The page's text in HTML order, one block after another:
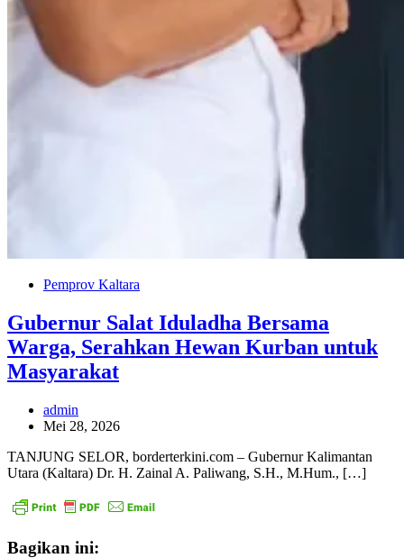
Pemprov Kaltara
Gubernur Salat Iduladha Bersama
Warga, Serahkan Hewan Kurban untuk
Masyarakat
admin
Mei 28, 2026
TANJUNG SELOR, borderterkini.com – Gubernur Kalimantan
Utara (Kaltara) Dr. H. Zainal A. Paliwang, S.H., M.Hum., […]
Bagikan ini: